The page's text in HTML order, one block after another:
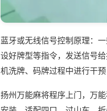
蓝牙或无线信号控制原理：
设好牌型等指令，发送信号
机洗牌、码牌过程中进行干预
扬州万能麻将程序上门，万